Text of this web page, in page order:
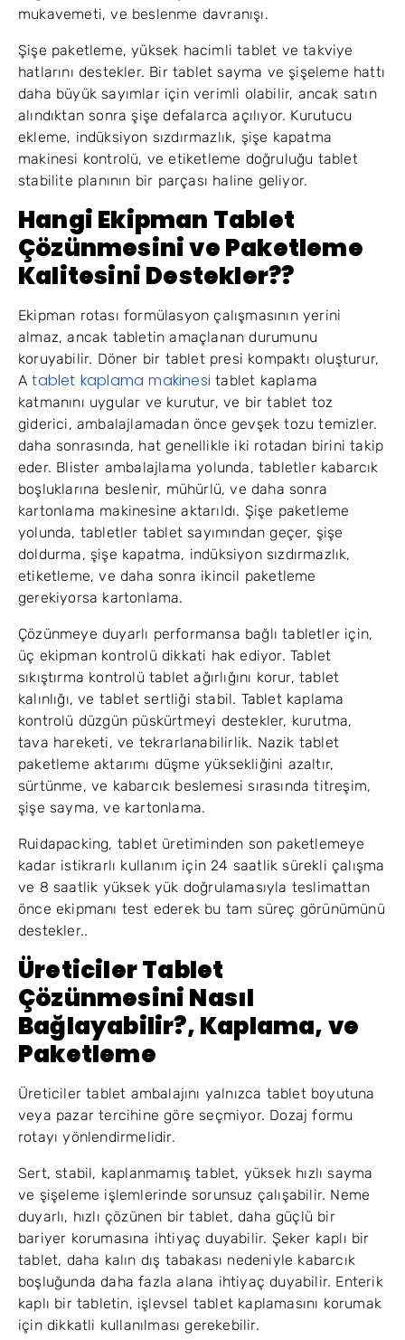
mukavemeti, ve beslenme davranışı.
Şişe paketleme, yüksek hacimli tablet ve takviye
hatlarını destekler. Bir tablet sayma ve şişeleme hattı
daha büyük sayımlar için verimli olabilir, ancak satın
alındıktan sonra şişe defalarca açılıyor. Kurutucu
ekleme, indüksiyon sızdırmazlık, şişe kapatma
makinesi kontrolü, ve etiketleme doğruluğu tablet
stabilite planının bir parçası haline geliyor.
Hangi Ekipman Tablet
Çözünmesini ve Paketleme
Kalitesini Destekler??
Ekipman rotası formülasyon çalışmasının yerini
almaz, ancak tabletin amaçlanan durumunu
koruyabilir. Döner bir tablet presi kompaktı oluşturur,
Atablet kaplama makinesi tablet kaplama
katmanını uygular ve kurutur, ve bir tablet toz
giderici, ambalajlamadan önce gevşek tozu temizler.
daha sonrasında, hat genellikle iki rotadan birini takip
eder. Blister ambalajlama yolunda, tabletler kabarcık
boşluklarına beslenir, mühürlü, ve daha sonra
kartonlama makinesine aktarıldı. Şişe paketleme
yolunda, tabletler tablet sayımından geçer, şişe
doldurma, şişe kapatma, indüksiyon sızdırmazlık,
etiketleme, ve daha sonra ikincil paketleme
gerekiyorsa kartonlama.
Çözünmeye duyarlı performansa bağlı tabletler için,
üç ekipman kontrolü dikkati hak ediyor. Tablet
sıkıştırma kontrolü tablet ağırlığını korur, tablet
kalınlığı, ve tablet sertliği stabil. Tablet kaplama
kontrolü düzgün püskürtmeyi destekler, kurutma,
tava hareketi, ve tekrarlanabilirlik. Nazik tablet
paketleme aktarımı düşme yüksekliğini azaltır,
sürtünme, ve kabarcık beslemesi sırasında titreşim,
şişe sayma, ve kartonlama.
Ruidapacking, tablet üretiminden son paketlemeye
kadar istikrarlı kullanım için 24 saatlik sürekli çalışma
ve 8 saatlik yüksek yük doğrulamasıyla teslimattan
önce ekipmanı test ederek bu tam süreç görünümünü
destekler..
Üreticiler Tablet
Çözünmesini Nasıl
Bağlayabilir?, Kaplama, ve
Paketleme
Üreticiler tablet ambalajını yalnızca tablet boyutuna
veya pazar tercihine göre seçmiyor. Dozaj formu
rotayı yönlendirmelidir.
Sert, stabil, kaplanmamış tablet, yüksek hızlı sayma
ve şişeleme işlemlerinde sorunsuz çalışabilir. Neme
duyarlı, hızlı çözünen bir tablet, daha güçlü bir
bariyer korumasına ihtiyaç duyabilir. Şeker kaplı bir
tablet, daha kalın dış tabakası nedeniyle kabarcık
boşluğunda daha fazla alana ihtiyaç duyabilir. Enterik
kaplı bir tabletin, işlevsel tablet kaplamasını korumak
için dikkatli kullanılması gerekebilir.